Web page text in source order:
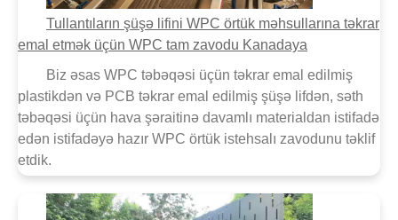
Tullantıların şüşə lifini WPC örtük məhsullarına təkrar
emal etmək üçün WPC tam zavodu Kanadaya
Biz əsas WPC təbəqəsi üçün təkrar emal edilmiş
plastikdən və PCB təkrar emal edilmiş şüşə lifdən, səth
təbəqəsi üçün hava şəraitinə davamlı materialdan istifadə
edən istifadəyə hazır WPC örtük istehsalı zavodunu təklif
etdik.